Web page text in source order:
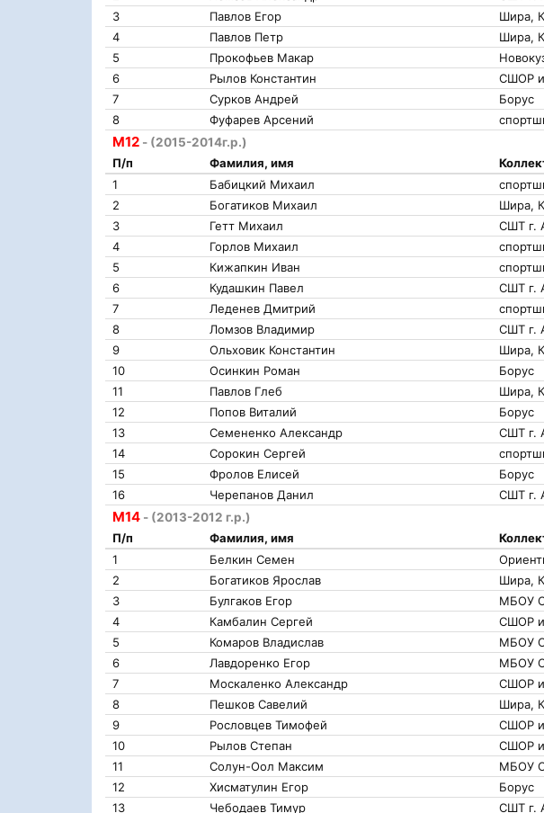
3
Павлов Егор Шира,
4
Павлов Петр Шира,
5
Прокофьев Макар
6
Рылов Константин СШОР
7
Сурков Андрей Борус
8
Фуфарев Арсений
М12 - (2015-2014г.р.)
П/п
Фамилия, имя
1
Бабицкий Михаил
2
Богатиков Михаил Шира,
3
Гетт Михаил СШТ г.
4
Горлов Михаил
5
Кижапкин Иван
6
Кудашкин Павел СШТ г.
7
Леденев Дмитрий
8
Ломзов Владимир СШТ г.
9
Ольховик Константин Шира,
10
Осинкин Роман Борус
11
Павлов Глеб Шира,
12
Попов Виталий Борус
13
Семененко Александр СШТ г.
14
Сорокин Сергей
15
Фролов Елисей Борус
16
Черепанов Данил СШТ г.
М14 - (2013-2012 г.р.)
П/п
Фамилия, имя
1
Белкин Семен
2
Богатиков Ярослав Шира,
3
Булгаков Егор МБОУ
4
Камбалин Сергей СШОР
5
Комаров Владислав МБОУ
6
Лавдоренко Егор МБОУ
7
Москаленко Александр СШОР
8
Пешков Савелий Шира,
9
Рословцев Тимофей СШОР
10
Рылов Степан СШОР
11
Солун-Оол Максим МБОУ
12
Хисматулин Егор Борус
13
Чебодаев Тимур СШТ г.